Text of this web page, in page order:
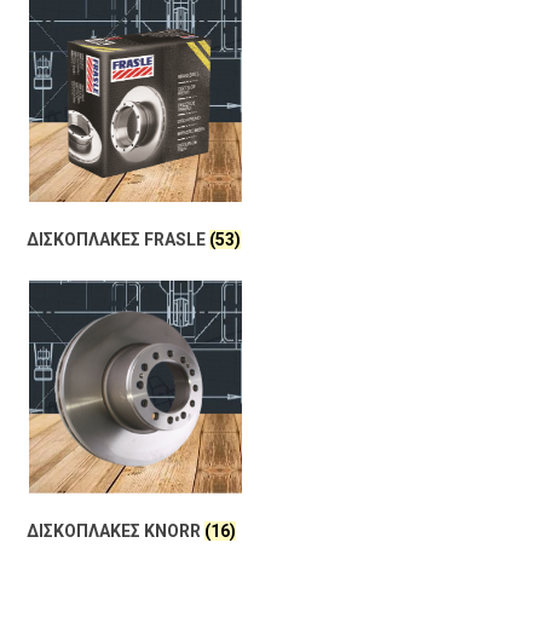
ΔΙΣΚΟΠΛΑΚΕΣ FRASLE (53)
ΔΙΣΚΟΠΛΑΚΕΣ KNORR (16)